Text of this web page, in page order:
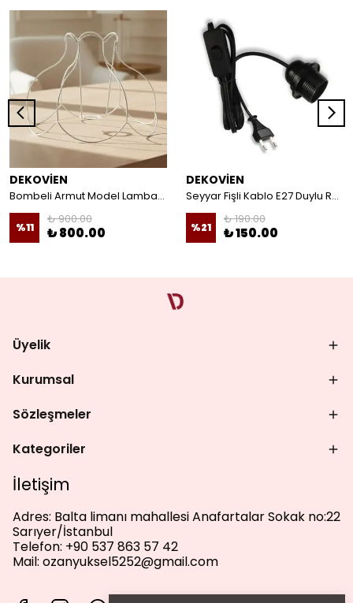
DEKOVİEN
Bombeli Armut Model Lambader Teli Galvaniz
%11
₺ 900.00
₺ 800.00
DEKOVİEN
Seyyar Fişli Kablo E27 Duylu Rondelalı Anahtarlı Kablo Arapuarlı Abajur Kablo
%21
₺ 190.00
₺ 150.00
Üyelik
Kurumsal
Sözleşmeler
Kategoriler
İletişim
Adres: Balta limanı mahallesi Anafartalar Sokak no:22
Sarıyer/İstanbul
Telefon: +90 537 863 57 42
Mail: ozanyuksel5252@gmail.com